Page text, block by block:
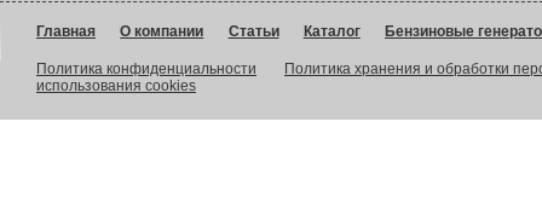
Главная О компании Статьи Каталог Бензиновые
Политика конфиденциальности
Политика хранения и обработки
использования cookies